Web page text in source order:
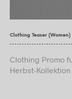
Clothing Teaser (Women)
Clothing Promo
Herbst-